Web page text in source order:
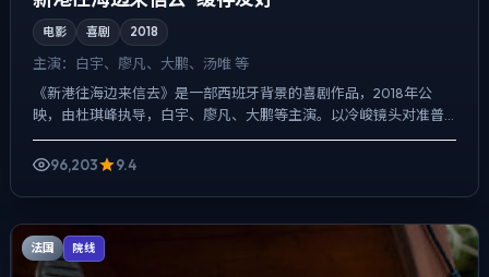
电影 喜剧 2018
主演：
白宇、廖凡、大鹏、汤唯 等
《新港往海边来信去》是一部西班牙背景的喜剧作品，2018年公
映，由杜琪峰执导，白宇、廖凡、大鹏等主演。以冷峻镜头对准普
通人的抉择瞬间，一场意外成为切口，牵出家庭、职场与公共舆论...
96,203
9.4
法国 院线